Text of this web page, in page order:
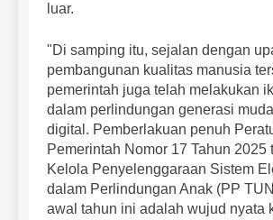
luar.
"Di samping itu, sejalan dengan
pembangunan kualitas manusia
pemerintah juga telah melakukan
dalam perlindungan generasi
digital. Pemberlakuan penuh
Pemerintah Nomor 17 Tahun 2025
Kelola Penyelenggaraan Sistem
dalam Perlindungan Anak (PP
awal tahun ini adalah wujud nyata